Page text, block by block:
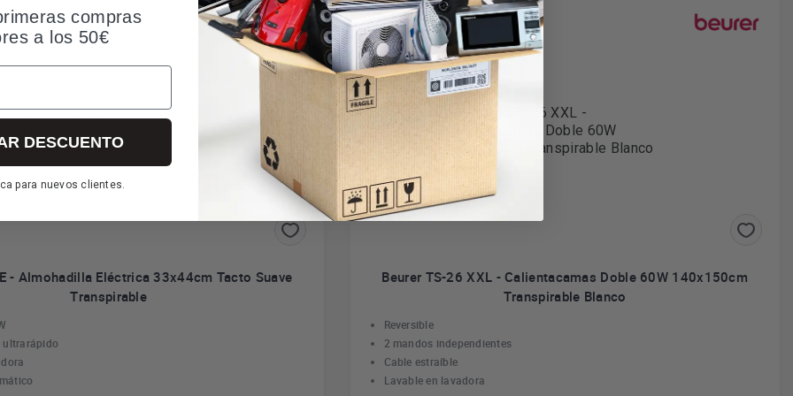
- Almohadilla Eléctrica 33x44cm Tacto Suave
Transpirable
ultrarápido
*Envío gratuito
Beurer TS-26 XXL - Calientacamas Doble 60W 140x150cm
Transpirable Blanco
Reversible
2 mandos independientes
Cable estraíble
Lavable en lavadora
compras
a los 50€
DESCUENTO
para nuevos clientes.